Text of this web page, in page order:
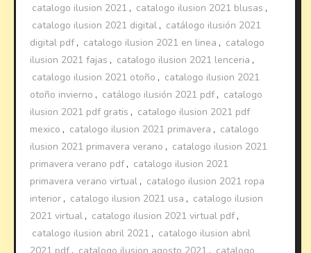
catalogo ilusion 2021 , catalogo ilusion 2021 blusas ,
catalogo ilusion 2021 digital , catálogo ilusión 2021
digital pdf , catalogo ilusion 2021 en linea , catalogo
ilusion 2021 fajas , catalogo ilusion 2021 lenceria ,
catalogo ilusion 2021 otoño , catalogo ilusion 2021
otoño invierno , catálogo ilusión 2021 pdf , catalogo
ilusion 2021 pdf gratis , catalogo ilusion 2021 pdf
mexico , catalogo ilusion 2021 primavera , catalogo
ilusion 2021 primavera verano , catalogo ilusion 2021
primavera verano pdf , catalogo ilusion 2021
primavera verano virtual , catalogo ilusion 2021 ropa
interior , catalogo ilusion 2021 usa , catalogo ilusion
2021 virtual , catalogo ilusion 2021 virtual pdf ,
catalogo ilusion abril 2021 , catalogo ilusion abril
2021 pdf , catalogo ilusion agosto 2021 , catalogo